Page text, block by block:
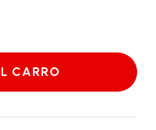
CARRO